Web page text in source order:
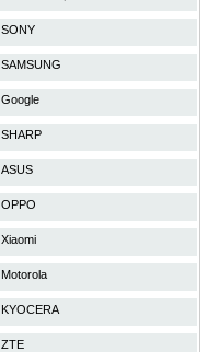
SONY
SAMSUNG
Google
SHARP
ASUS
OPPO
Xiaomi
Motorola
KYOCERA
ZTE